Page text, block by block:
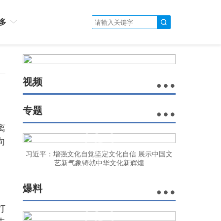
视频
专题
习近平：增强文化自觉坚定文化自信 展示中国文
艺新气象铸就中华文化新辉煌
爆料